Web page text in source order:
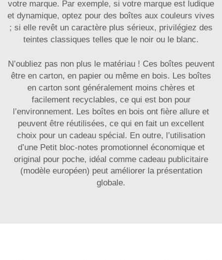
votre marque. Par exemple, si votre marque est ludique
et dynamique, optez pour des boîtes aux couleurs vives
; si elle revêt un caractère plus sérieux, privilégiez des
teintes classiques telles que le noir ou le blanc.
N’oubliez pas non plus le matériau ! Ces boîtes peuvent
être en carton, en papier ou même en bois. Les boîtes
en carton sont généralement moins chères et
facilement recyclables, ce qui est bon pour
l’environnement. Les boîtes en bois ont fière allure et
peuvent être réutilisées, ce qui en fait un excellent
choix pour un cadeau spécial. En outre, l’utilisation
d’une Petit bloc-notes promotionnel économique et
original pour poche, idéal comme cadeau publicitaire
(modèle européen) peut améliorer la présentation
globale.